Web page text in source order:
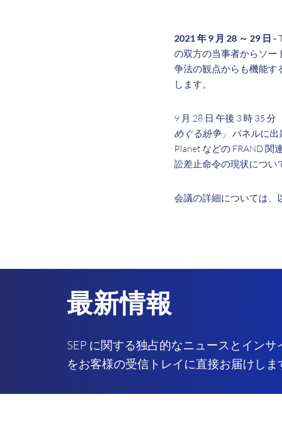
2021 年 9 月 28 ～ 29 日 -
の双方の当事者からソー
争法の観点からも機能す
します。
9 月 28 日 午後 3 時 35 分
めぐる紛争」 パネルに出
Planet などの FRAND 関
訟差止命令の現状につい
会議の詳細については、
最新情報
SEP に関する独占的なニュースとインサ
をお客様の受信トレイに直接お届けしま